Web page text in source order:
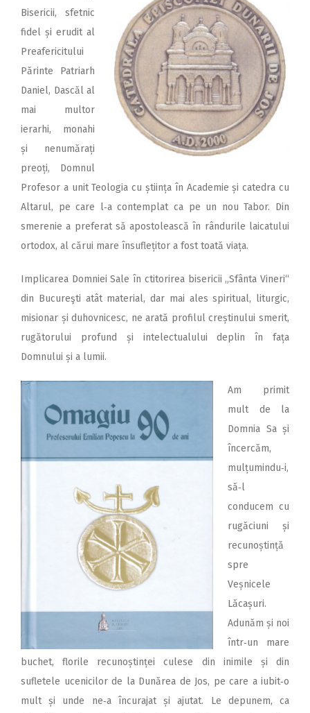
Bisericii, sfetnic
fidel și erudit al
Preafericitului
Părinte Patriarh
Daniel, Dascăl al
mai multor
ierarhi, monahi
și nenumărați
preoți, Domnul
Profesor a unit Teologia cu știința în Academie și catedra cu
Altarul, pe care l‑a contemplat ca pe un nou Tabor. Din
smerenie a preferat să apostolească în rândurile laicatului
ortodox, al cărui mare însuflețitor a fost toată viața.
Implicarea Domniei Sale în ctitorirea bisericii „Sfânta Vineri“
din Bucureşti atât material, dar mai ales spiritual, liturgic,
misionar și duhovnicesc, ne arată profilul creștinului smerit,
rugătorului profund și intelectualului deplin în fața
Domnului și a lumii.
Am primit
mult de la
Domnia Sa și
încercăm,
mul­țumindu‑i,
să‑l
conducem cu
rugăciuni și
recunoștință
spre
Veșnicele
Lăcașuri.
Adunăm și noi
într‑un mare
buchet, florile recunoștinței culese din inimile și din
sufletele ucenicilor de la Dunărea de Jos, pe care a iubit‑o
mult și unde ne‑a încurajat și ajutat. Le depunem, ca